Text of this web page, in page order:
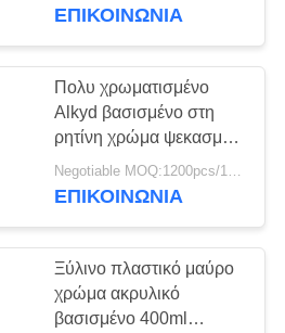
στο νερό
ΕΠΙΚΟΙΝΩΝΙΑ
Πολυ χρωματισμένο
Alkyd βασισμένο στη
ρητίνη χρώμα ψεκασμού
Rustoleum
Negotiable MOQ:1200pcs/100ctns για κάθε χρώμα
ΕΠΙΚΟΙΝΩΝΙΑ
Ξύλινο πλαστικό μαύρο
χρώμα ακρυλικό
βασισμένο 400ml